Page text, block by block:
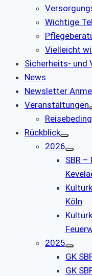
Wichtige
Vielleicht
Sicherheits- und
News
Newsletter
Veranstaltungen
Rückblick
2026
SBR
Köln
2025
GK
GK